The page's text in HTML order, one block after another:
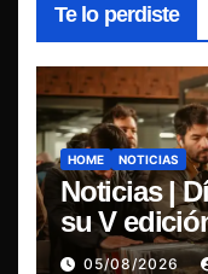
Te lo perdiste
HOME NOTICIAS
Noticias |
su V
regreso del
05/08/2026